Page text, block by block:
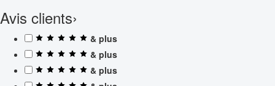
Avis clients›
& plus
& plus
& plus